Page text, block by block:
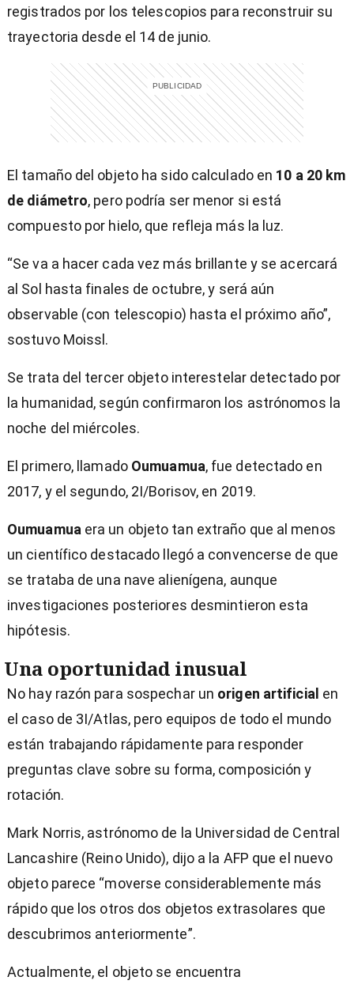
registrados por los telescopios para reconstruir su
trayectoria desde el 14 de junio.
El tamaño del objeto ha sido calculado en 10 a 20 km
de diámetro, pero podría ser menor si está
compuesto por hielo, que refleja más la luz.
“Se va a hacer cada vez más brillante y se acercará
al Sol hasta finales de octubre, y será aún
observable (con telescopio) hasta el próximo año”,
sostuvo Moissl.
Se trata del tercer objeto interestelar detectado por
la humanidad, según confirmaron los astrónomos la
noche del miércoles.
El primero, llamado Oumuamua, fue detectado en
2017, y el segundo, 2I/Borisov, en 2019.
Oumuamuaera un objeto tan extraño que al menos
un científico destacado llegó a convencerse de que
se trataba de una nave alienígena, aunque
investigaciones posteriores desmintieron esta
hipótesis.
Una oportunidad inusual
No hay razón para sospechar un origen artificial en
el caso de 3I/Atlas, pero equipos de todo el mundo
están trabajando rápidamente para responder
preguntas clave sobre su forma, composición y
rotación.
Mark Norris, astrónomo de la Universidad de Central
Lancashire (Reino Unido), dijo a la AFP que el nuevo
objeto parece “moverse considerablemente más
rápido que los otros dos objetos extrasolares que
descubrimos anteriormente”.
Actualmente, el objeto se encuentra